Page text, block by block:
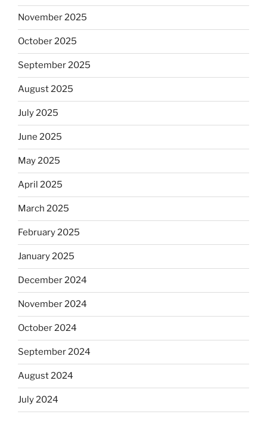
November 2025
October 2025
September 2025
August 2025
July 2025
June 2025
May 2025
April 2025
March 2025
February 2025
January 2025
December 2024
November 2024
October 2024
September 2024
August 2024
July 2024